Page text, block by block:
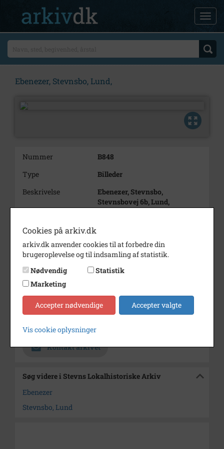
Ebenezer, Stevnsbo, Lund,
Nummer
B848
Type
Billeder
Beskrivelse
Ebenezer, Stevnsbo,
Stevnsbovej 6b, Lund,
Dateringsnote
Fotograf
Ukendt
Størrelse
9 x 14
Materiale
Se på kort
Arkiv
Kontakt arkivet
Søg videre i Stevns Lokalhistoriske Arkiv
Ebenezer
Stevnsbo, Lund
Cookies på arkiv.dk
arkiv.dk anvender cookies til at forbedre din
brugeroplevelse og til indsamling af statistik.
Nødvendig
Statistik
Marketing
Accepter nødvendige Accepter valgte
Vis cookie oplysninger